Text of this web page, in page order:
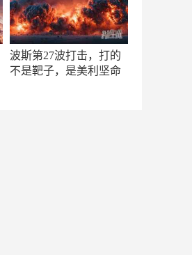
波斯第27波打击，打的
不是靶子，是美利坚命